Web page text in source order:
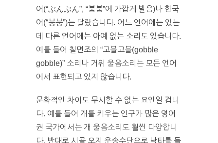
어(“ぶんぶん”, “붐붐”에 가깝게 발음)나 한국
어(“붕붕”)는 달랐습니다. 어느 언어에는 있는
데 다른 언어에는 아예 없는 소리도 있습니다.
예를 들어 칠면조의 “고블고블(gobble
gobble)” 소리나 거위 울음소리는 모든 언어
에서 표현되고 있지 않습니다.
문화적인 차이도 무시할 수 없는 요인일 겁니
다. 예를 들어 개를 키우는 인구가 많은 영어
권 국가에서는 개 울음소리도 훨씬 다양합니
다. 반대로 시골 오지 운송수단으로 낙타를 들